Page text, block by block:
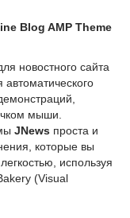
Blog AMP Theme
новостного сайта
мыши.
JNews проста и
которые вы
используя
(Visual